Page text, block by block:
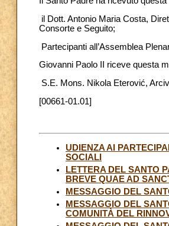
il Dott. Antonio Maria Costa,
Consorte e Seguito;
Partecipanti all’Assemblea
Giovanni Paolo II riceve questa
S.E. Mons. Nikola Eterović,
[00661-01.01]
UDIENZA AI
SOCIALI
LETTERA DEL SANTO
BREVE QUAE AD
MESSAGGIO DEL
MESSAGGIO DEL
COMUNITÀ DEL